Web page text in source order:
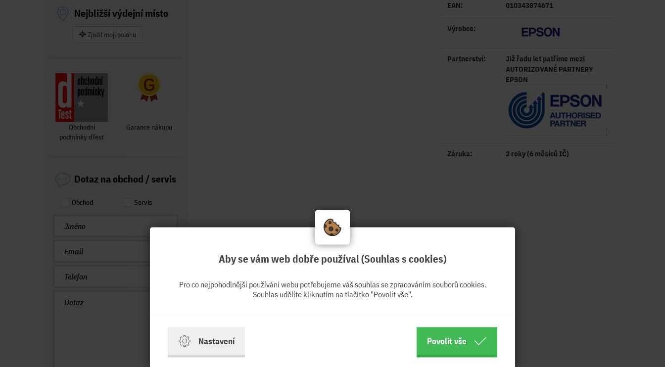
EAN: 010343874671
Výrobce:
Partnerství:
Již řadu let patříme mezi
AUTORIZOVANÉ PARTNERY
EPSON
Záruka: 2 roky (6 měsíců IČ)
Nejbližší výdejní místo
Zjistit moji polohu
Obchodní
podmínky dTest
Garance nákupu
Dotaz na obchod / servis
Obchod Servis
Aby se vám web dobře používal (Souhlas s cookies)
Pro co nejpohodlnější používání webu potřebujeme váš souhlas se zpracováním souborů cookies.
Souhlas udělíte kliknutím na tlačítko "Povolit vše".
Nastavení Povolit vše